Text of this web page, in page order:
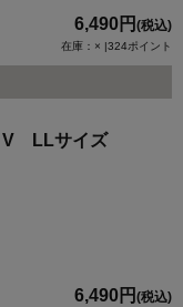
6,490円 (税込)
在庫：× |324ポイント
V LLサイズ
6,490円 (税込)